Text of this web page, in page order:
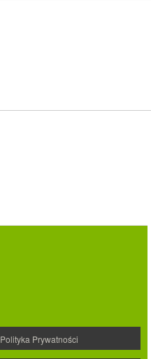
Polityka Prywatności